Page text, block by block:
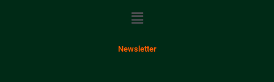
Menu
Newsletter